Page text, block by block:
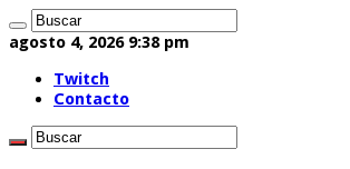
agosto 4, 2026 9:38 pm
Twitch
Contacto